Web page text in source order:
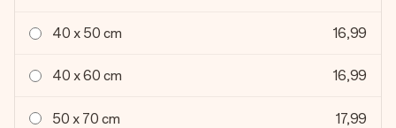
40 x 50 cm 16,99
40 x 60 cm 16,99
50 x 70 cm 17,99